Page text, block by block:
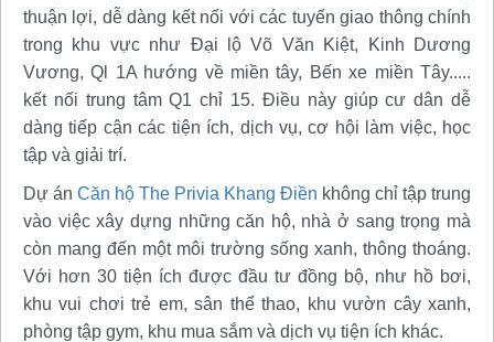
thuận lợi, dễ dàng kết nối với các tuyến giao thông chính
trong khu vực như Đại lộ Võ Văn Kiệt, Kinh Dương
Vương, Ql 1A hướng về miền tây, Bến xe miền Tây.....
kết nối trung tâm Q1 chỉ 15. Điều này giúp cư dân dễ
dàng tiếp cận các tiện ích, dịch vụ, cơ hội làm việc, học
tập và giải trí.
Dự án Căn hộ The Privia Khang Điền không chỉ tập trung
vào việc xây dựng những căn hộ, nhà ở sang trọng mà
còn mang đến một môi trường sống xanh, thông thoáng.
Với hơn 30 tiện ích được đầu tư đồng bộ, như hồ bơi,
khu vui chơi trẻ em, sân thể thao, khu vườn cây xanh,
phòng tập gym, khu mua sắm và dịch vụ tiện ích khác.